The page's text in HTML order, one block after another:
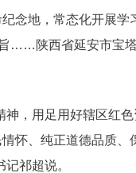
念地，常态化开展
……陕西省延安市宝
神，用足用好辖区红
怀、纯正道德品质
祁超说。